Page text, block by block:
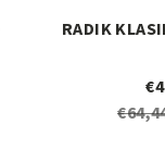
RADIK